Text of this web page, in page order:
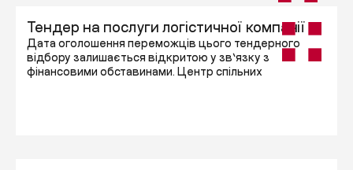
Тендер на послуги логістичної компанії
Дата оголошення переможців цього тендерного
відбору залишається відкритою у зв’язку з
фінансовими обставинами. Центр спільних